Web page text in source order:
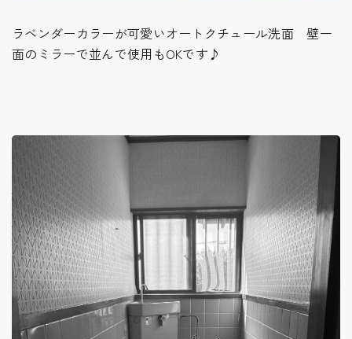
ラベンダーカラーが可愛いオートクチュール洗面 壁一
面のミラーで並んで使用もOKです♪